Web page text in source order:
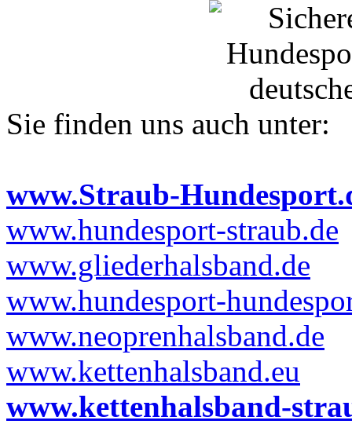
Sie finden uns auch unter:
www.Straub-
www.hundesport-straub.de
www.gliederhalsband.de
www.hundesport-
www.neoprenhalsband.de
www.kettenhalsband.eu
www.kettenhalsband-